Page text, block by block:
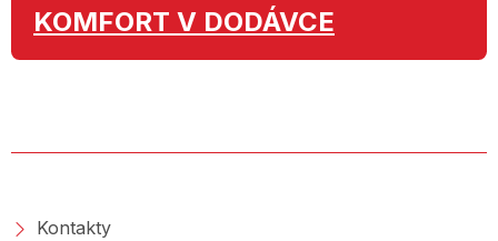
KOMFORT V DODÁVCE
Kontakty